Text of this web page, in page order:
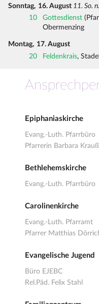
Sonntag, 16. August 11. So.
10
Gottesdienst
Obermenzing
Montag, 17. August
20
Feldenkrais,
Epiphaniaskirche
Evang.-Luth. Pfarrbüro
Pfarrerin Barbara
Bethlehemskirche
Evang.-Luth. Pfarrbüro
Carolinenkirche
Evang.-Luth. Pfarramt
Pfarrer Matthias
Evangelische Jugend
Büro EJEBC
Rel.Päd. Felix Stahl